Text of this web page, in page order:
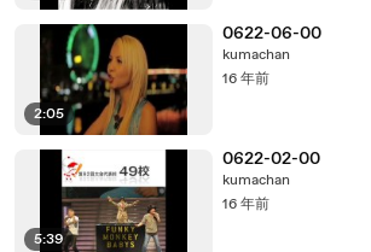
2:05
0622-06-00
kumachan
16 年前
5:39
0622-02-00
kumachan
16 年前